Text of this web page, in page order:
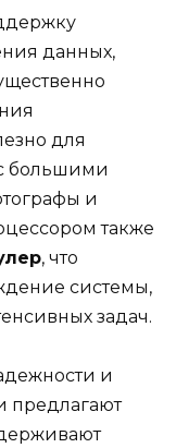
данных,
для
большими
и
также
, что
системы,
задач.
и
предлагают